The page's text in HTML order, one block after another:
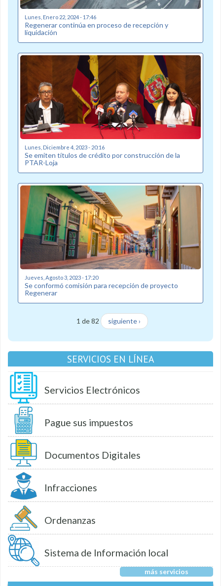
Lunes, Enero 22, 2024 - 17:46
Regenerar continúa en proceso de recepción y
liquidación
Lunes, Diciembre 4, 2023 - 20:16
Se emiten títulos de crédito por construcción de la
PTAR-Loja
Jueves, Agosto 3, 2023 - 17:20
Se conformó comisión para recepción de proyecto
Regenerar
1 de 82 siguiente ›
SERVICIOS EN LÍNEA
Servicios Electrónicos
Pague sus impuestos
Documentos Digitales
Infracciones
Ordenanzas
Sistema de Información local
más servicios